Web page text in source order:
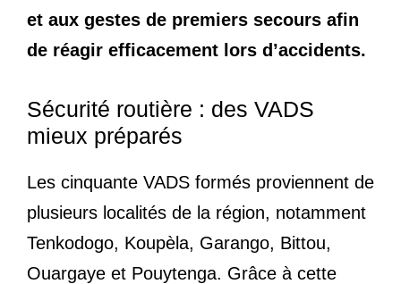
et aux gestes de premiers secours afin
de réagir efficacement lors d’accidents.
Sécurité routière : des VADS
mieux préparés
Les cinquante VADS formés proviennent de
plusieurs localités de la région, notamment
Tenkodogo, Koupèla, Garango, Bittou,
Ouargaye et Pouytenga. Grâce à cette